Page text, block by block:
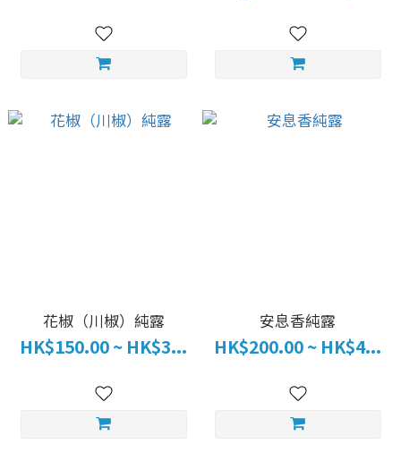
花椒（川椒）純露
HK$150.00 ~ HK$3...
安息香純露
HK$200.00 ~ HK$4...